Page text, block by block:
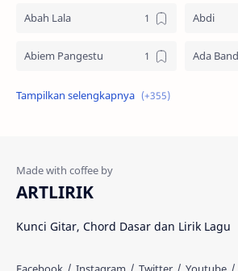
Abah Lala Abdi
Abiem Pangestu Ada Band
Ade La Muhu
Afgan
ARTLIRIK
Kunci Gitar, Chord Dasar dan Lirik Lagu